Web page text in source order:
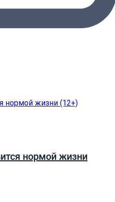
нормой жизни